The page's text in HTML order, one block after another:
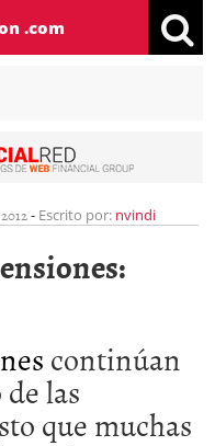
.com
- Escrito por: nvindi
continúan
las
que muchas